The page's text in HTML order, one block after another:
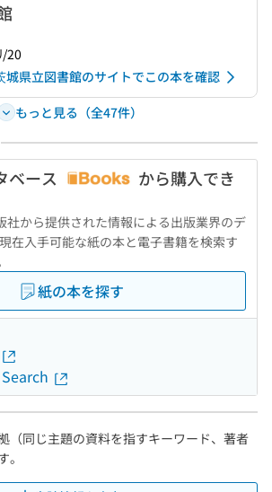
/20
城県立図書館のサイトでこの本を確認
もっと見る（全47件）
ベース
から購入でき
社から提供された情報による出版業界のデ
在入手可能な紙の本と電子書籍を検索す
紙の本を探す
（同じ主題の資料を指すキーワード、著者